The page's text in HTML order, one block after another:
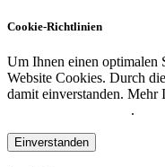
Cookie-Richtlinien
Um Ihnen einen optimalen
Website Cookies. Durch
damit einverstanden. Mehr
.
Einverstanden